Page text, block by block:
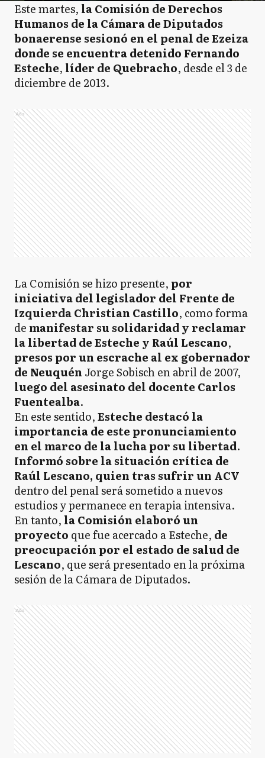
Este martes, la Comisión de Derechos
Humanos de la Cámara de Diputados
bonaerense sesionó en el penal de Ezeiza
donde se encuentra detenido Fernando
Esteche, líder de Quebracho, desde el 3 de
diciembre de 2013.
Ads
La Comisión se hizo presente, por
iniciativa del legislador del Frente de
Izquierda Christian Castillo, como forma
de manifestar su solidaridad y reclamar
la libertad de Esteche y Raúl Lescano,
presos por un escrache al ex gobernador
de Neuquén Jorge Sobisch en abril de 2007,
luego del asesinato del docente Carlos
Fuentealba.
En este sentido,Esteche destacó la
importancia de este pronunciamiento
en el marco de la lucha por su libertad.
Informó sobre la situación crítica de
Raúl Lescano, quien tras sufrir un ACV
dentro del penal será sometido a nuevos
estudios y permanece en terapia intensiva.
En tanto, la Comisión elaboró un
proyecto que fue acercado a Esteche, de
preocupación por el estado de salud de
Lescano, que será presentado en la próxima
sesión de la Cámara de Diputados.
Ads